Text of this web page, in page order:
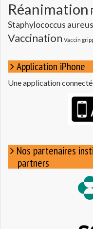
Réanimation
Staphylococcus aureus
Vaccination Vaccin
Application iPhone
Une application
Nos partenaires
partners